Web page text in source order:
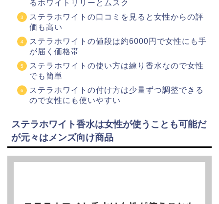
るホワイトリリーとムスク
ステラホワイトの口コミを見ると女性からの評
価も高い
ステラホワイトの値段は約6000円で女性にも手
が届く価格帯
ステラホワイトの使い方は練り香水なので女性
でも簡単
ステラホワイトの付け方は少量ずつ調整できる
ので女性にも使いやすい
ステラホワイト香水は女性が使うことも可能だ
が元々はメンズ向け商品